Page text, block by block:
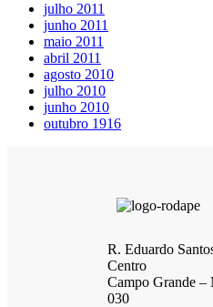
julho 2011
junho 2011
maio 2011
abril 2011
agosto 2010
julho 2010
junho 2010
outubro 1916
R. Eduardo
Centro
Campo Grande –
030